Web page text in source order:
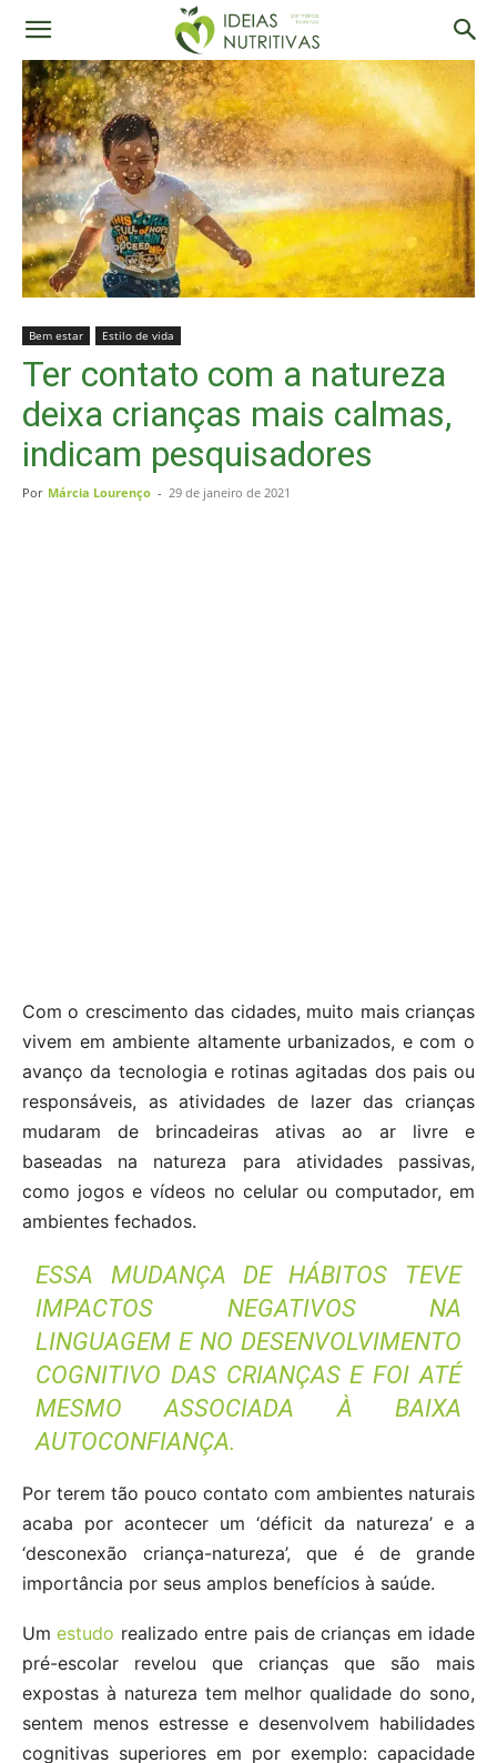
Bem estar Estilo de vida
Ter contato com a natureza
deixa crianças mais calmas,
indicam pesquisadores
Por Márcia Lourenço - 29 de janeiro de 2021
Com o crescimento das cidades, muito mais crianças
vivem em ambiente altamente urbanizados, e com o
avanço da tecnologia e rotinas agitadas dos pais ou
responsáveis, as atividades de lazer das crianças
mudaram de brincadeiras ativas ao ar livre e
baseadas na natureza para atividades passivas,
como jogos e vídeos no celular ou computador, em
ambientes fechados.
ESSA MUDANÇA DE HÁBITOS TEVE
IMPACTOS NEGATIVOS NA
LINGUAGEM E NO DESENVOLVIMENTO
COGNITIVO DAS CRIANÇAS E FOI ATÉ
MESMO ASSOCIADA À BAIXA
AUTOCONFIANÇA.
Por terem tão pouco contato com ambientes naturais
acaba por acontecer um ‘déficit da natureza’ e a
‘desconexão criança-natureza’, que é de grande
importância por seus amplos benefícios à saúde.
Umestudo realizado entre pais de crianças em idade
pré-escolar revelou que crianças que são mais
expostas à natureza tem melhor qualidade do sono,
sentem menos estresse e desenvolvem habilidades
cognitivas superiores em por exemplo: capacidade